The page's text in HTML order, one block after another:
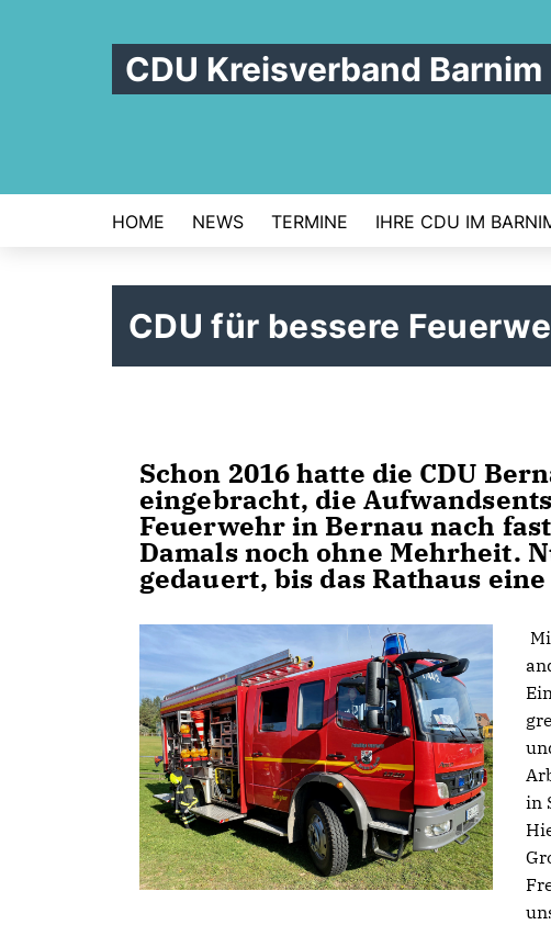
CDU Kreisverband Barnim
HOME NEWS TERMINE IHRE CDU IM
CDU für bessere
Schon 2016 hatte die CDU
eingebracht, die
Feuerwehr in Bernau nach
Damals noch ohne Mehrheit.
gedauert, bis das Rathaus
in